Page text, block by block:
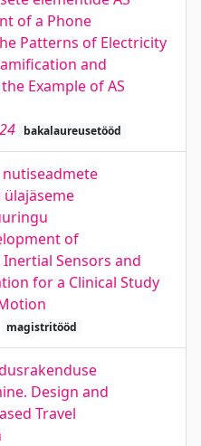
of a Phone
Patterns of Electricity
and
Example of AS
bakalaureusetööd
of
Sensors and
for a Clinical Study
magistritööd
Design and
Travel